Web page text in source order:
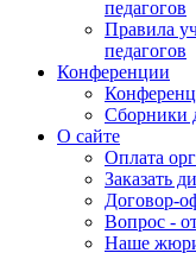
педагогов
Правила
педагогов
Конференции
Сборники
О сайте
Оплата
Заказать
Договор-
Вопрос -
Наше